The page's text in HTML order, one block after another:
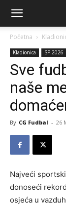
CG-
Fudbal
Početna
Kladionica SP 2026
Sve
naše
By CG Fudbal - 26
Najveći
donoseći
osjeća u